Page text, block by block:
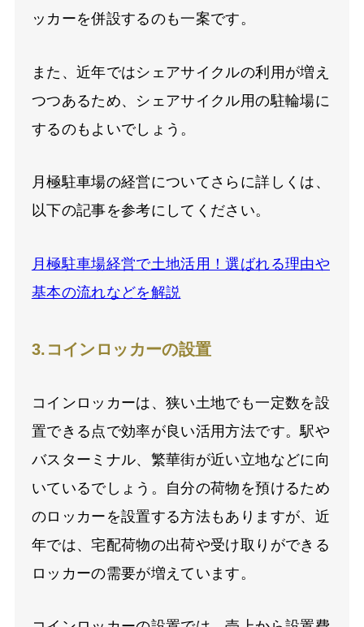
ッカーを併設するのも一案です。
また、近年ではシェアサイクルの利用が増え
つつあるため、シェアサイクル用の駐輪場に
するのもよいでしょう。
月極駐車場の経営についてさらに詳しくは、
以下の記事を参考にしてください。
月極駐車場経営で土地活用！選ばれる理由や
基本の流れなどを解説
3.コインロッカーの設置
コインロッカーは、狭い土地でも一定数を設
置できる点で効率が良い活用方法です。駅や
バスターミナル、繁華街が近い立地などに向
いているでしょう。自分の荷物を預けるため
のロッカーを設置する方法もありますが、近
年では、宅配荷物の出荷や受け取りができる
ロッカーの需要が増えています。